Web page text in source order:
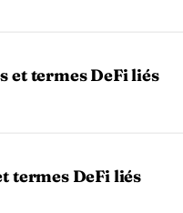
et termes DeFi liés
termes DeFi liés